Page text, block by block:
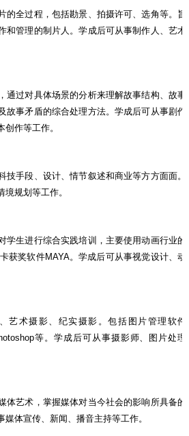
的全过程，包括勘景、拍摄许可、选角等。旨
和管理的制片人。学成后可从事制作人、艺术
通过对具体场景的分析来理解故事结构、故事
故事矛盾的综合处理方法。学成后可从事剧作
作等工作。
技手段、设计、情节叙述和商业等方方面面。
规划等工作。
学生进行综合实践培训，主要使用动画行业的
获奖软件MAYA。学成后可从事视觉设计、动
艺术摄影、纪实摄影。包括图片管理软件
等。学成后可从事摄影师、图片处理
体艺术，掌握媒体对当今社会的影响所具备的
体宣传、新闻、播音主持等工作。